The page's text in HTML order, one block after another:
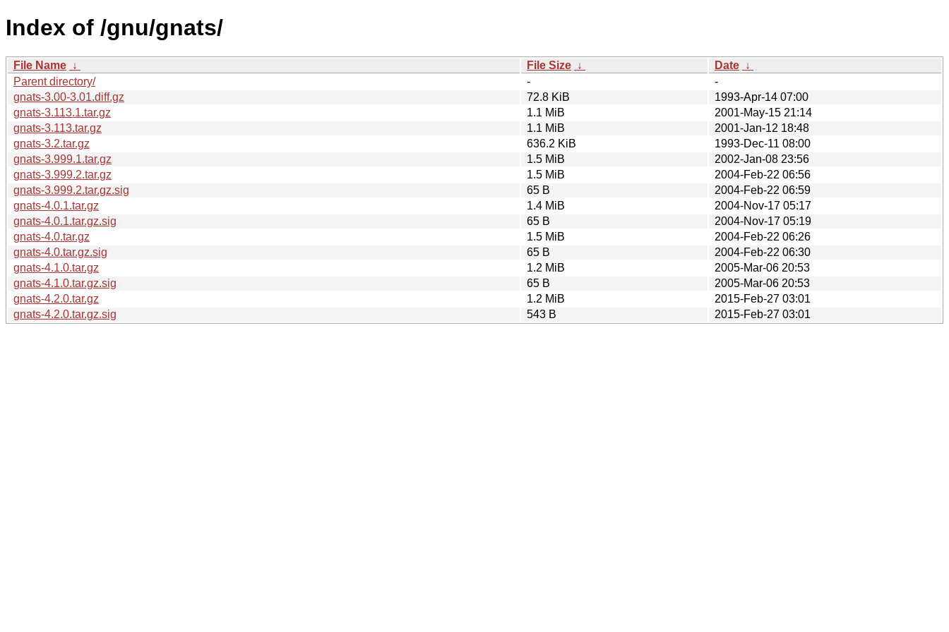
Index of /gnu/gnats/
File Name ↓ File Size ↓ Date ↓
Parent directory/
-
-
gnats-3.00-3.01.diff.gz
72.8 KiB
1993-Apr-14 07:00
gnats-3.113.1.tar.gz
1.1 MiB
2001-May-15 21:14
gnats-3.113.tar.gz
1.1 MiB
2001-Jan-12 18:48
gnats-3.2.tar.gz
636.2 KiB
1993-Dec-11 08:00
gnats-3.999.1.tar.gz
1.5 MiB
2002-Jan-08 23:56
gnats-3.999.2.tar.gz
1.5 MiB
2004-Feb-22 06:56
gnats-3.999.2.tar.gz.sig
65 B
2004-Feb-22 06:59
gnats-4.0.1.tar.gz
1.4 MiB
2004-Nov-17 05:17
gnats-4.0.1.tar.gz.sig
65 B
2004-Nov-17 05:19
gnats-4.0.tar.gz
1.5 MiB
2004-Feb-22 06:26
gnats-4.0.tar.gz.sig
65 B
2004-Feb-22 06:30
gnats-4.1.0.tar.gz
1.2 MiB
2005-Mar-06 20:53
gnats-4.1.0.tar.gz.sig
65 B
2005-Mar-06 20:53
gnats-4.2.0.tar.gz
1.2 MiB
2015-Feb-27 03:01
gnats-4.2.0.tar.gz.sig
543 B 2015-Feb-27 03:01